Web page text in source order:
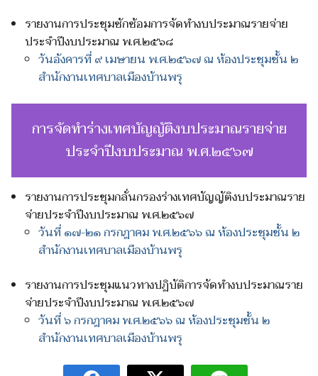
รายงานการประชุมซักซ้อมการจัดทำงบประมาณรายจ่าย
ประจำปีงบประมาณ พ.ศ.๒๕๖๘
วันอังคารที่ ๙ เมษายน พ.ศ.๒๕๖๗ ณ ห้องประชุมชั้น ๒
สำนักงานเทศบาลเมืองบ้านพรุ
การจัดทำร่างเทศบัญญัติงบประมาณรายจ่าย
ประจำปีงบประมาณ พ.ศ.๒๕๖๗
รายงานการประชุมกลั่นกรองร่างเทศบัญญัติงบประมาณราย
จ่ายประจำปีงบประมาณ พ.ศ.๒๕๖๗
วันที่ ๑๗-๒๑ กรกฎาคม พ.ศ.๒๕๖๖ ณ ห้องประชุมชั้น ๒
สำนักงานเทศบาลเมืองบ้านพรุ
รายงานการประชุมแนวทางปฏิบัติการจัดทำงบประมาณราย
จ่ายประจำปีงบประมาณ พ.ศ.๒๕๖๗
วันที่ ๖ กรกฎาคม พ.ศ.๒๕๖๖ ณ ห้องประชุมชั้น ๒
สำนักงานเทศบาลเมืองบ้านพรุ